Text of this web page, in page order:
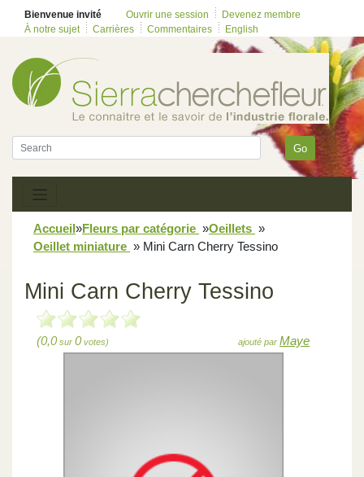
Bienvenue invité Ouvrir une session
Devenez membre
À notre sujet
Carrières Commentaires English
Go
Accueil»Fleurs par catégorie »Oeillets »
Oeillet miniature » Mini Carn Cherry Tessino
Mini Carn Cherry Tessino
(0,0sur 0votes) ajouté par Maye